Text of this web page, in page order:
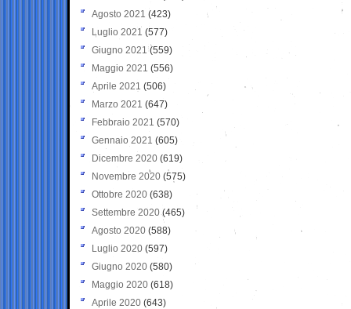
Agosto 2021 (423)
Luglio 2021 (577)
Giugno 2021(559)
Maggio 2021 (556)
Aprile 2021 (506)
Marzo 2021 (647)
Febbraio 2021 (570)
Gennaio 2021 (605)
Dicembre 2020 (619)
Novembre 2020 (575)
Ottobre 2020 (638)
Settembre 2020(465)
Agosto 2020 (588)
Luglio 2020 (597)
Giugno 2020 (580)
Maggio 2020 (618)
Aprile 2020 (643)